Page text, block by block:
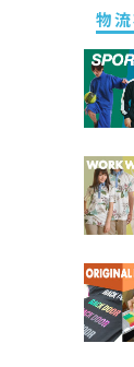
レデ
レデ
物